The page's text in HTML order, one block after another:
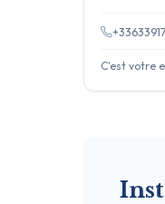
C'est votre